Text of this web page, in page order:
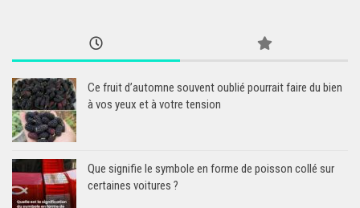
Ce fruit d’automne souvent oublié pourrait faire du bien
à vos yeux et à votre tension
Que signifie le symbole en forme de poisson collé sur
certaines voitures ?